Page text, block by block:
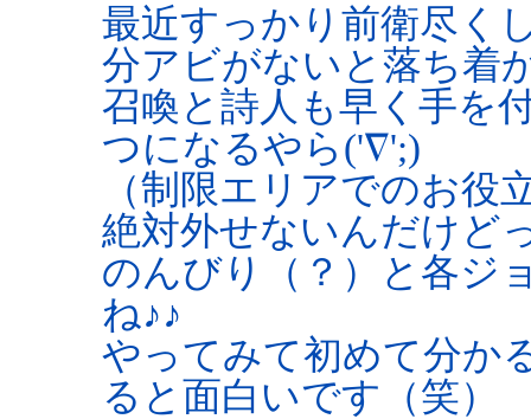
最近すっかり前衛尽く
分アビがないと落ち着
召喚と詩人も早く手を
つになるやら('∇';)ゞ
（制限エリアでのお役
絶対外せないんだけど
のんびり（？）と各ジ
ね♪♪
やってみて初めて分か
ると面白いです（笑）